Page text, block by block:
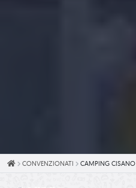
HOME
CONVENZIONATI CAMPING CISANO